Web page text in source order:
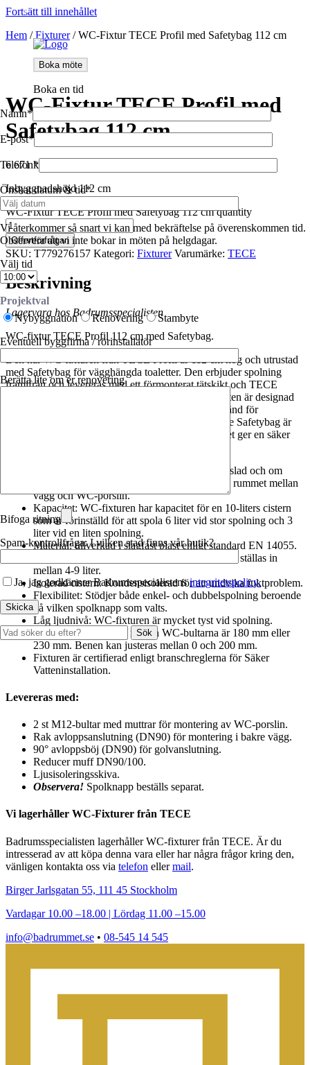
Fortsätt till innehållet
0
Boka möte
Boka en tid
Namn*
E-post*
Telefon*
Önskat datum & tid*
Vi återkommer så snart vi kan med bekräftelse på överenskommen tid.
Observera att vi inte bokar in möten på helgdagar.
Välj tid
Projektval
Nybyggnation
Renovering
Stambyte
Eventuell byggfirma / rörinstallatör
Berätta lite om er renovering
Bifoga ritning
Spam-kontrollfråga: I vilken stad finns vår butik?
Ja, jag godkänner Badrumsspecialistensintegritetspolicy.
Sök
Hem /Fixturer/WC-Fixtur TECE Profil med Safetybag 112 cm
WC-Fixtur TECE Profil med
Safetybag 112 cm
6 671kr
Inbyggnadshöjd 112 cm
WC-Fixtur TECE Profil med Safetybag 112 cm quantity
Offertförfrågan
SKU: T779276157 Kategori: Fixturer Varumärke: TECE
Beskrivning
Lagervara hos Badrumsspecialisten
WC-fixtur TECE Profil 112 cm med Safetybag.
Den här WC-fixturen från TECE Profil är 112 cm hög och utrustad
med Safetybag för vägghängda toaletter. Den erbjuder spolning
framifrån och levereras med ett förmonterat tätskikt och TECE
Safetybag, vilken underlättar installationen. Produkten är designad
för att enkelt kunna monteras i väggen och är godkänd för
installation utan tätskikt bakom cisternern. Tack vare Safetybag är
både spolciternern och spolrör helt inkapslade, vilket ger en säker
Vattentät konstruktion: cisternen är helt inkapslad och om
olyckan skulle vara framme rinner vattnet ut i rummet mellan
vägg och WC-porslin.
Kapacitet: WC-fixturen har kapacitet för en 10-liters cistern
som är förinställd för att spola 6 liter vid stor spolning och 3
liter vid en liten spolning.
Material: tillverkad i slagfast plast enligt standard EN 14055.
Justerbar spolvolym: Den stora spolningen kan ställas in
mellan 4-9 liter.
Isolerad cistern: Kondensisolerad för att undvika fuktproblem.
Flexibilitet: Stödjer både enkel- och dubbelspolning beroende
på vilken spolknapp som valts.
Låg ljudnivå: WC-fixturen är mycket tyst vid spolning.
Montering: Avståndet mellan WC-bultarna är 180 mm eller
230 mm. Benen kan justeras mellan 0 och 200 mm.
Fixturen är certifierad enligt branschreglerna för Säker
Vatteninstallation.
Levereras med:
2 st M12-bultar med muttrar för montering av WC-porslin.
Rak avloppsanslutning (DN90) för montering i bakre vägg.
90° avloppsböj (DN90) för golvanslutning.
Reducer muff DN90/100.
Ljusisoleringsskiva.
Observera! Spolknapp beställs separat.
Vi lagerhåller WC-Fixturer från TECE
Badrumsspecialisten lagerhåller WC-fixturer från TECE. Är du
intresserad av att köpa denna vara eller har några frågor kring den,
vänligen kontakta oss via telefon ellermail.
Birger Jarlsgatan 55, 111 45 Stockholm
Vardagar 10.00 –18.00 | Lördag 11.00 –15.00
info@badrummet.se • 08-545 14 545